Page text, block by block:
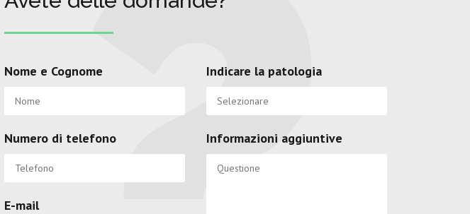
Nome e Cognome
Numero di telefono
E-mail
Indicare la patologia
Informazioni aggiuntive